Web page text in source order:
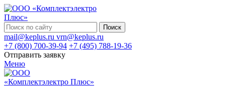
Поиск
mail@keplus.ru vrn@keplus.ru
+7 (800) 700-39-94 +7 (495) 788-19-36
Отправить заявку
Меню